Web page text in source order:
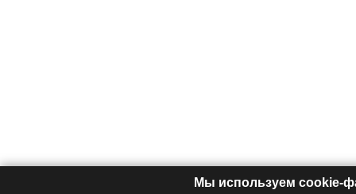
Мы используем cookie-